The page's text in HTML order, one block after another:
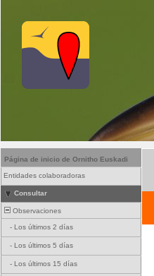
Página de inicio de Ornitho Euskadi
Entidades colaboradoras
Consultar
Observaciones
- Los últimos 2 días
- Los últimos 5 días
- Los últimos 15 días